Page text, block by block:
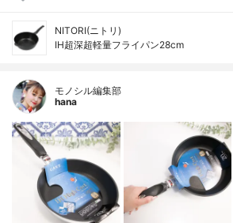
NITORI(ニトリ)
IH超深超軽量フライパン28cm
モノシル編集部
hana